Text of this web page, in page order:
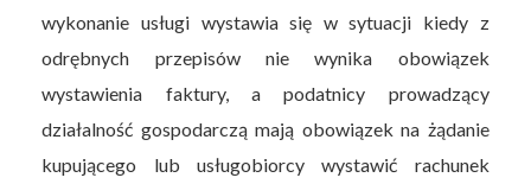
wykonanie usługi wystawia się w sytuacji kiedy z
odrębnych przepisów nie wynika obowiązek
wystawienia faktury, a podatnicy prowadzący
działalność gospodarczą mają obowiązek na żądanie
kupującego lub usługobiorcy wystawić rachunek